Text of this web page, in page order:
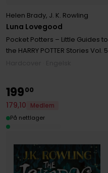
Luna Lovegood
Helen Brady, J. K. Rowling
Pocket Potters – Little Guides to
the HARRY POTTER Stories Vol. 5
19900
179,10
Medlem
På nettlager